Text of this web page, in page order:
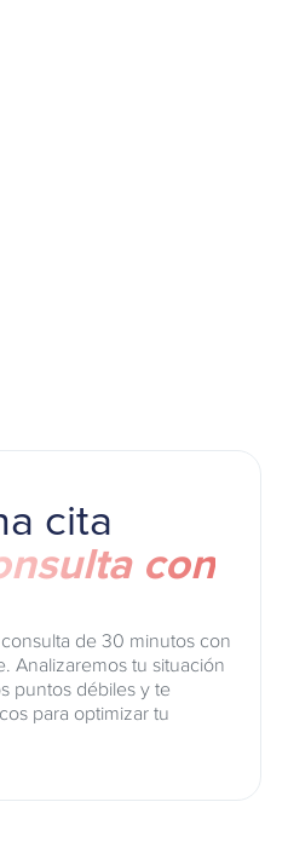
cita
con
de 30 minutos con
Analizaremos tu situación
puntos débiles y te
para optimizar tu